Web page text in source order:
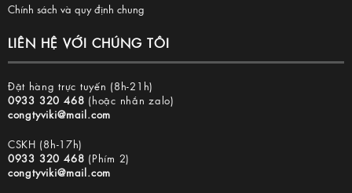
Chính sách và quy định chung
LIÊN HỆ VỚI CHÚNG TÔI
Đặt hàng trực tuyến (8h-21h)
0933 320 468 (hoặc nhắn zalo)
congtyviki@mail.com
CSKH (8h-17h)
0933 320 468 (Phím 2)
congtyviki@mail.com